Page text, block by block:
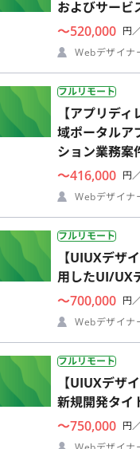
およびサービ
〜520,000 円
Webデザイナ
フルリモート
【アプリデ
域ポータルア
ション業務案
〜416,000 円
Webデザイナ
フルリモート
【UIUXデザ
用したUI/UX
〜700,000 円
Webデザイナ
フルリモート
【UIUXデザ
新規開発タイ
〜750,000 円